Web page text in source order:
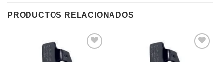
PRODUCTOS RELACIONADOS